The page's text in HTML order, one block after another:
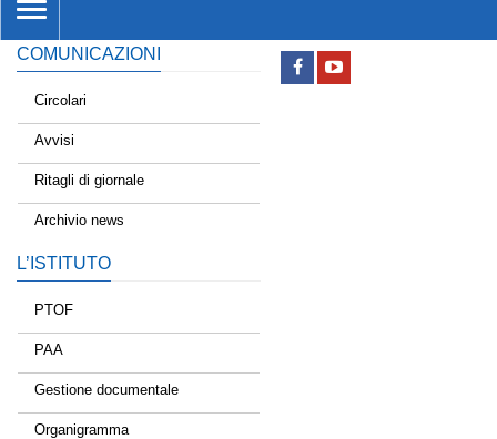
TOGGLE
NAVIGATION
COMUNICAZIONI
Circolari
Avvisi
Ritagli di giornale
Archivio news
L’ISTITUTO
PTOF
PAA
Gestione documentale
Organigramma